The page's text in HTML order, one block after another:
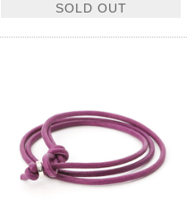
SOLD OUT